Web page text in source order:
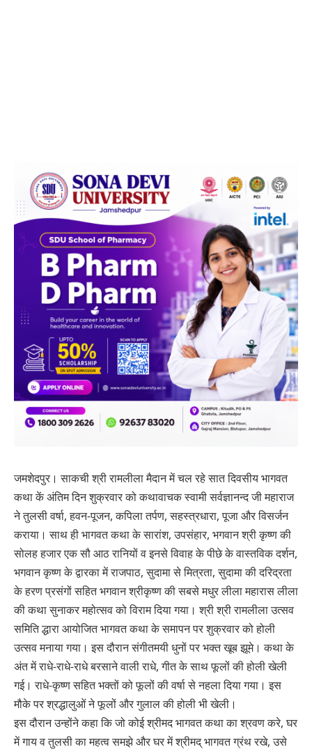
जमशेदपुर। साकची श्री रामलीला मैदान में चल रहे सात दिवसीय भागवत
कथा कें अंतिम दिन शुक्रवार को कथावाचक स्वामी सर्वज्ञानन्द जी महाराज
ने तुलसी वर्षा, हवन-पूजन, कपिला तर्पण, सहस्त्रधारा, पूजा और विसर्जन
कराया। साथ ही भागवत कथा के सारांश, उपसंहार, भगवान श्री कृष्ण की
सोलह हजार एक सौ आठ रानियों व इनसे विवाह के पीछे के वास्तविक दर्शन,
भगवान कृष्ण के द्वारका में राजपाठ, सुदामा से मित्रता, सुदामा की दरिद्रता
के हरण प्रसंगों सहित भगवान श्रीकृष्ण की सबसे मधुर लीला महारास लीला
की कथा सुनाकर महोत्सव को विराम दिया गया। श्री श्री रामलीला उत्सव
समिति द्धारा आयोजित भागवत कथा के समापन पर शुक्रवार को होली
उत्सव मनाया गया। इस दौरान संगीतमयी धुनों पर भक्त खूब झूमे। कथा के
अंत में राधे-राधे-राधे बरसाने वाली राधे, गीत के साथ फूलों की होली खेली
गई। राधे-कृष्ण सहित भक्तों को फूलों की वर्षा से नहला दिया गया। इस
मौके पर श्रद्धालुओं ने फूलों और गुलाल की होली भी खेली।
इस दौरान उन्होंने कहा कि जो कोई श्रीमद भागवत कथा का श्रवण करे, घर
में गाय व तुलसी का महत्व समझे और घर में श्रीमद् भागवत ग्रंथ रखे, उसे